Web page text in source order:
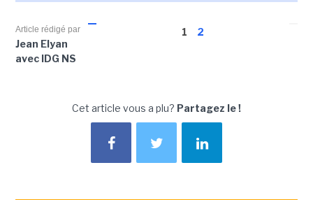
1 2
Article rédigé par
Jean Elyan
avec IDG NS
Cet article vous a plu? Partagez le !